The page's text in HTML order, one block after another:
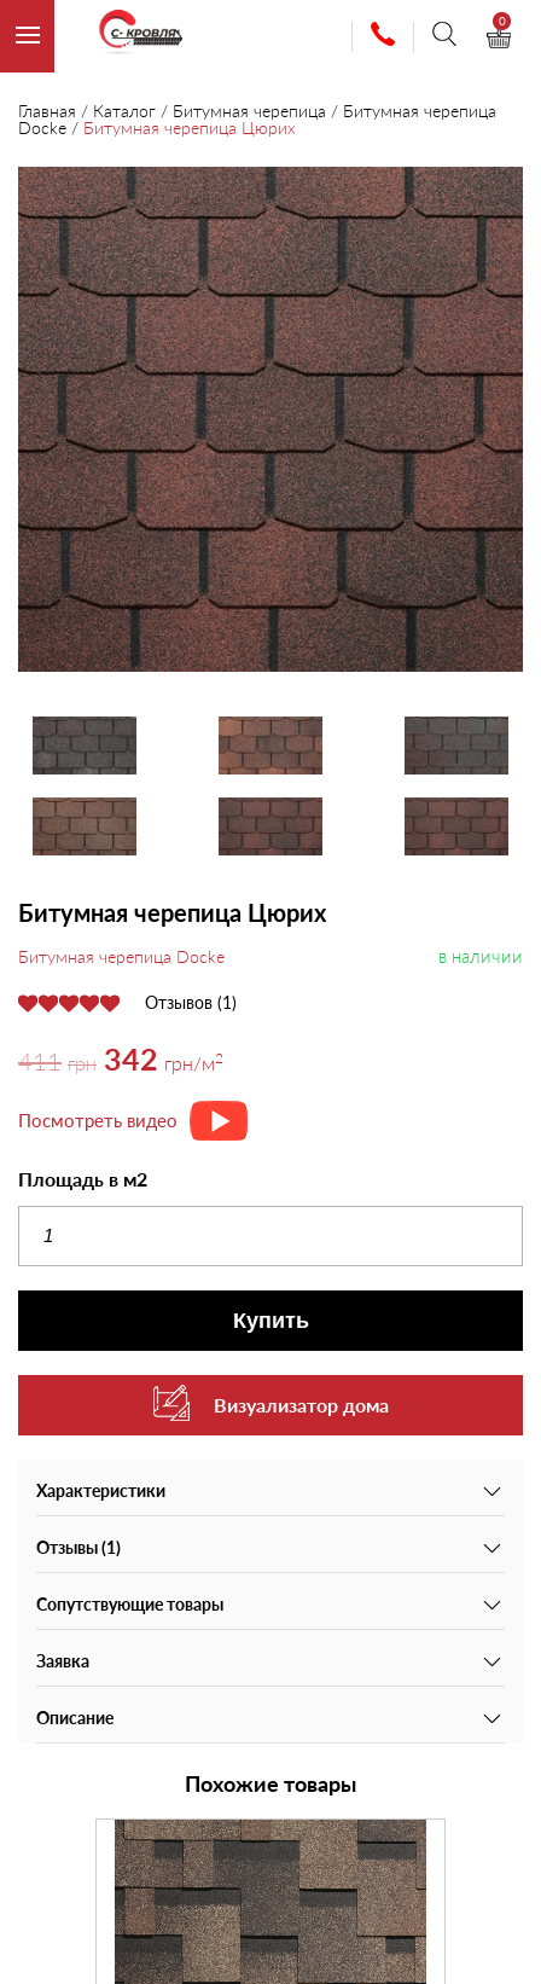
0
Главная / Каталог / Битумная черепица / Битумная черепица
Docke / Битумная черепица Цюрих
Битумная черепица Цюрих
Битумная черепица Docke в наличии
Отзывов (1)
411 грн 342 грн/м2
Посмотреть видео
Площадь в м2
Купить
Визуализатор дома
Характеристики
Отзывы (1)
Сопутствующие товары
Заявка
Описание
Похожие товары